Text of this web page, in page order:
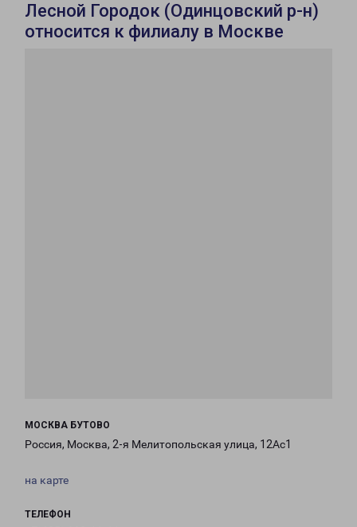
Лесной Городок (Одинцовский р-н)
относится к филиалу в Москве
МОСКВА БУТОВО
Россия, Москва, 2-я Мелитопольская улица, 12Ас1
на карте
ТЕЛЕФОН